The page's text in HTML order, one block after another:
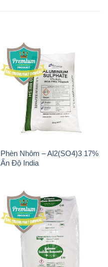
Phèn Nhôm – Al2(SO4)3 17%
Ấn Độ India